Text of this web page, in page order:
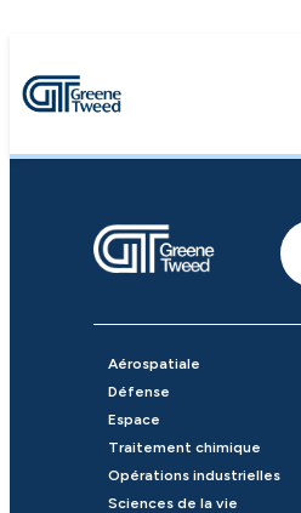
Aérospatiale
Défense
Espace
Traitement chimique
Opérations industrielles
Sciences de la vie